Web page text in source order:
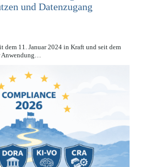
Geschäftsgeheimnisse
und Datenzugang
dem 11. Januar 2024 in Kraft und seit dem
Anwendung…